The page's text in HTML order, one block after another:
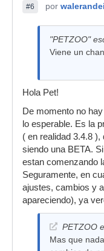
#6 por walerandei
"PETZOO"
Viene un
Hola Pet!
De momento no
lo esperable. Es la
( en realidad 3.4.8
siendo una BETA.
estan comenzando
Seguramente, en
ajustes, cambios y
apareciendo), ya
PETZOO
Mas que